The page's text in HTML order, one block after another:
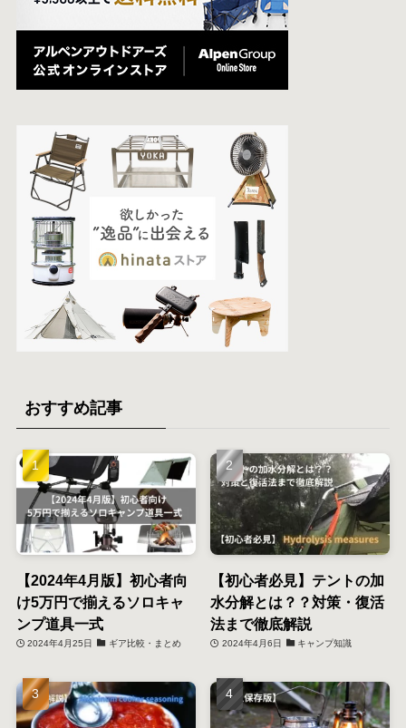
おすすめ記事
【2024年4月版】初心者向
け5万円で揃えるソロキャ
ンプ道具一式
2024年4月25日 ギア比較・まとめ
【初心者必見】テントの加
水分解とは？？対策・復活
法まで徹底解説
2024年4月6日 キャンプ知識